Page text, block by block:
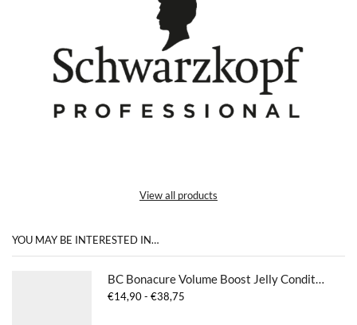
View all products
YOU MAY BE INTERESTED IN…
BC Bonacure Volume Boost Jelly Conditioner
€14,90- €38,75